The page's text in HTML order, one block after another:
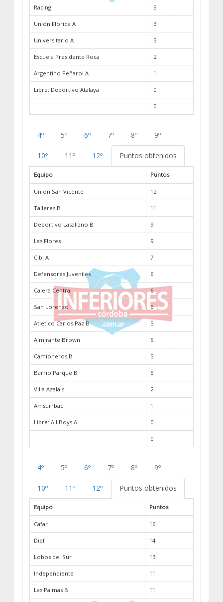
Racing 5
Unión Florida A 3
Universitario A 3
Escuela Presidente Roca 2
Argentino Peñarol A 1
Libre: Deportivo Atalaya 0
0
4º 5º 6º 7º 8º 9º
10º 11º 12º Puntos obtenidos
Equipo Puntos
Union San Vicente 12
Talleres B 11
Deportivo Lasallano B 9
Las Flores 9
Cibi A 7
Defensores Juveniles 6
Calera Central 6
San Lorenzo 6
Atletico Carlos Paz B 5
Almirante Brown 5
Camioneros B 5
Barrio Parque B 5
Villa Azalais 2
Amsurrbac 1
Libre: All Boys A 0
0
4º 5º 6º 7º 8º 9º
10º 11º 12º Puntos obtenidos
Equipo Puntos
Cafar 16
Dief 14
Lobos del Sur 13
Independiente 11
Las Palmas B 11